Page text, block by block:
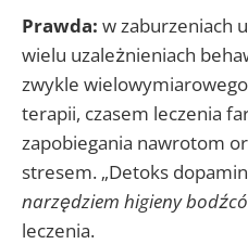
Prawda: w zaburzeniach
wielu uzależnieniach
zwykle
terapii, czasem leczenia
zapobiegania nawrotom
stresem. „Detoks
narzędziem higieny
leczenia.